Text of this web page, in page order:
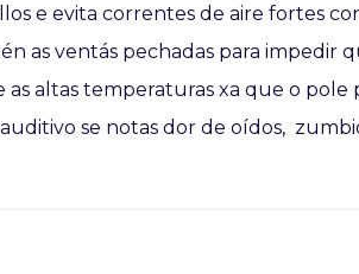
e evita correntes de aire fortes
as ventás pechadas para impedir
altas temperaturas xa que o pole
se notas dor de oídos,